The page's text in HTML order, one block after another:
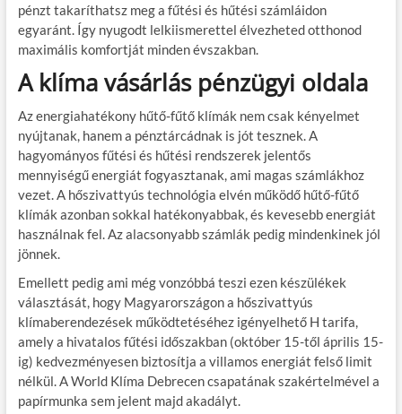
pénzt takaríthatsz meg a fűtési és hűtési számláidon
egyaránt. Így nyugodt lelkiismerettel élvezheted otthonod
maximális komfortját minden évszakban.
A klíma vásárlás pénzügyi oldala
Az energiahatékony hűtő-fűtő klímák nem csak kényelmet
nyújtanak, hanem a pénztárcádnak is jót tesznek. A
hagyományos fűtési és hűtési rendszerek jelentős
mennyiségű energiát fogyasztanak, ami magas számlákhoz
vezet. A hőszivattyús technológia elvén működő hűtő-fűtő
klímák azonban sokkal hatékonyabbak, és kevesebb energiát
használnak fel. Az alacsonyabb számlák pedig mindenkinek jól
jönnek.
Emellett pedig ami még vonzóbbá teszi ezen készülékek
választását, hogy Magyarországon a hőszivattyús
klímaberendezések működtetéséhez igényelhető H tarifa,
amely a hivatalos fűtési időszakban (október 15-től április 15-
ig) kedvezményesen biztosítja a villamos energiát felső limit
nélkül. A World Klíma Debrecen csapatának szakértelmével a
papírmunka sem jelent majd akadályt.